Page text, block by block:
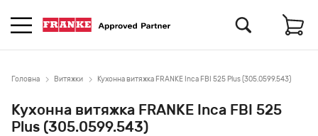
Головна Витяжки Кухонна витяжка FRANKE Inca FBI 525 Plus (305.0599.543)
Кухонна витяжка FRANKE Inca FBI 525
Plus (305.0599.543)